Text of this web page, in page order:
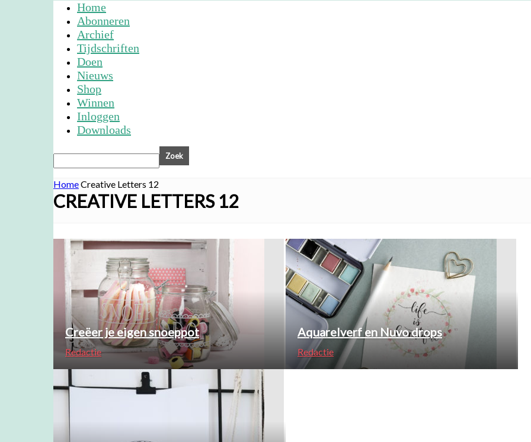
Home
Abonneren
Archief
Tijdschriften
Doen
Nieuws
Shop
Winnen
Inloggen
Downloads
HomeCreative Letters 12
CREATIVE LETTERS 12
Creëer je eigen snoeppot
Redactie
Aquarelverf en Nuvo drops
Redactie